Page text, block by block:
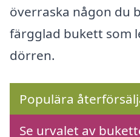
överraska någon du
färgglad bukett som
dörren.
Populära
Se urvalet av